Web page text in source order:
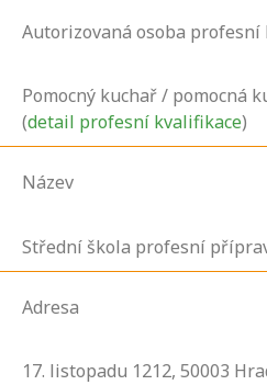
Autorizovaná osoba profesní
Pomocný kuchař / pomocná
(detail profesní kvalifikace)
Název
Střední škola profesní
Adresa
17. listopadu 1212, 50003